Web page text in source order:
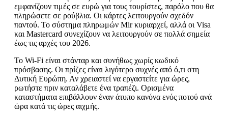
εμφανίζουν τιμές σε ευρώ για τους τουρίστες, παρόλο που θα
πληρώσετε σε ρούβλια. Οι κάρτες λειτουργούν σχεδόν
παντού. Το σύστημα πληρωμών Mir κυριαρχεί, αλλά οι Visa
και Mastercard συνεχίζουν να λειτουργούν σε πολλά σημεία
έως τις αρχές του 2026.
Το Wi-Fi είναι στάνταρ και συνήθως χωρίς κωδικό
πρόσβασης. Οι πρίζες είναι λιγότερο συχνές από ό,τι στη
Δυτική Ευρώπη. Αν χρειαστεί να εργαστείτε για ώρες,
ρωτήστε πριν καταλάβετε ένα τραπέζι. Ορισμένα
καταστήματα επιβάλλουν έναν άτυπο κανόνα ενός ποτού ανά
ώρα κατά τις ώρες αιχμής.